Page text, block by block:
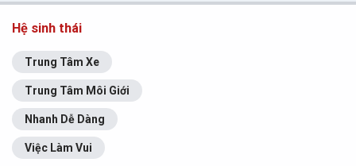
Hệ sinh thái
Trung Tâm Xe
Trung Tâm Môi Giới
Nhanh Dễ Dàng
Việc Làm Vui